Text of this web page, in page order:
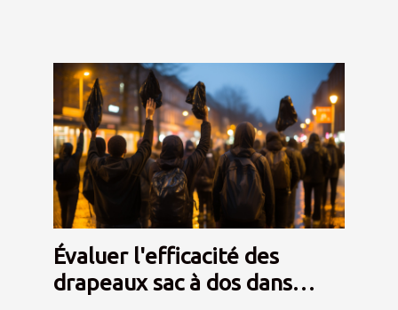
Évaluer l'efficacité des
drapeaux sac à dos dans